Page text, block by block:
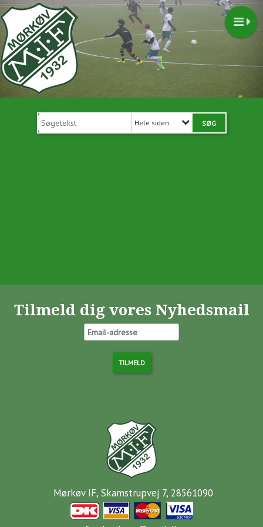
Hele siden
Tilmeld dig vores Nyhedsmail
Mørkøv IF, Skamstrupvej 7, 28561090